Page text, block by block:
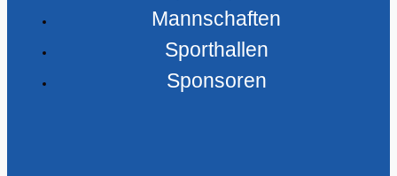
Mannschaften
Sporthallen
Sponsoren